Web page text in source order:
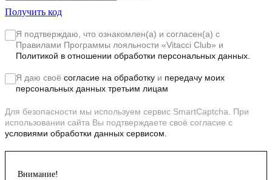
Получить код
Я подтверждаю, что ознакомлен(а) и согласен(а) с
Правилами Программы лояльности «Vitacci Club» и
Политикой в отношении обработки персональных данных.
Я даю своё согласие на обработку и передачу моих
персональных данных третьим лицам
Для безопасности мы используем сервис SmartCaptcha. При
использовании сайта Вы подтверждаете своё согласие с
условиями обработки данных сервисом.
Внимание!